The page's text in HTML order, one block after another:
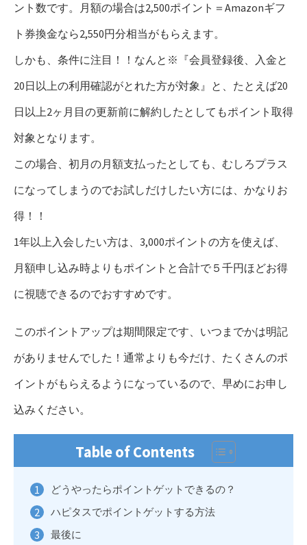
ント数です。月額の場合は2,500ポイント＝Amazonギフ
ト券換金なら2,550円分相当がもらえます。
しかも、条件に注目！！なんと※『会員登録後、入金と
20日以上の利用確認がとれた方が対象』と、たとえば20
日以上2ヶ月目の更新前に解約したとしてもポイント取得
対象となります。
この場合、初月の月額支払ったとしても、むしろプラス
になってしまうのでお試しだけしたい方には、かなりお
得！！
1年以上入会したい方は、3,000ポイントの方を使えば、
月額申し込み時よりもポイントと合計で５千円ほどお得
に視聴できるのでおすすめです。
このポイントアップは期間限定です、いつまでかは明記
がありませんでした！通常よりも今だけ、たくさんのポ
イントがもらえるようになっているので、早めにお申し
込みください。
Table of Contents
どうやったらポイントゲットできるの？
ハピタスでポイントゲットする方法
最後に